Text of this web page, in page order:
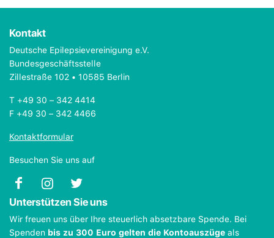
Kontakt
Deutsche Epilepsievereinigung e.V.
Bundesgeschäftsstelle
Zillestraße 102 • 10585 Berlin
T +49 30 – 342 4414
F +49 30 – 342 4466
Kontaktformular
Besuchen Sie uns auf
Unterstützen Sie uns
Wir freuen uns über Ihre steuerlich absetzbare Spende. Bei
Spenden bis zu 300 Euro gelten die Kontoauszüge als